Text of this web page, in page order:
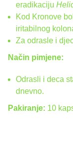
eradikaciju
Kod Kronove
iritabilnog
Za odrasle i
Način pimjene:
Odrasli i deca
dnevno.
Pakiranje: 10